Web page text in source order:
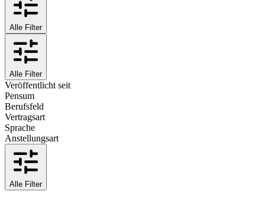
Alle Filter
Alle Filter
Veröffentlicht seit
Pensum
Berufsfeld
Vertragsart
Sprache
Anstellungsart
Alle Filter